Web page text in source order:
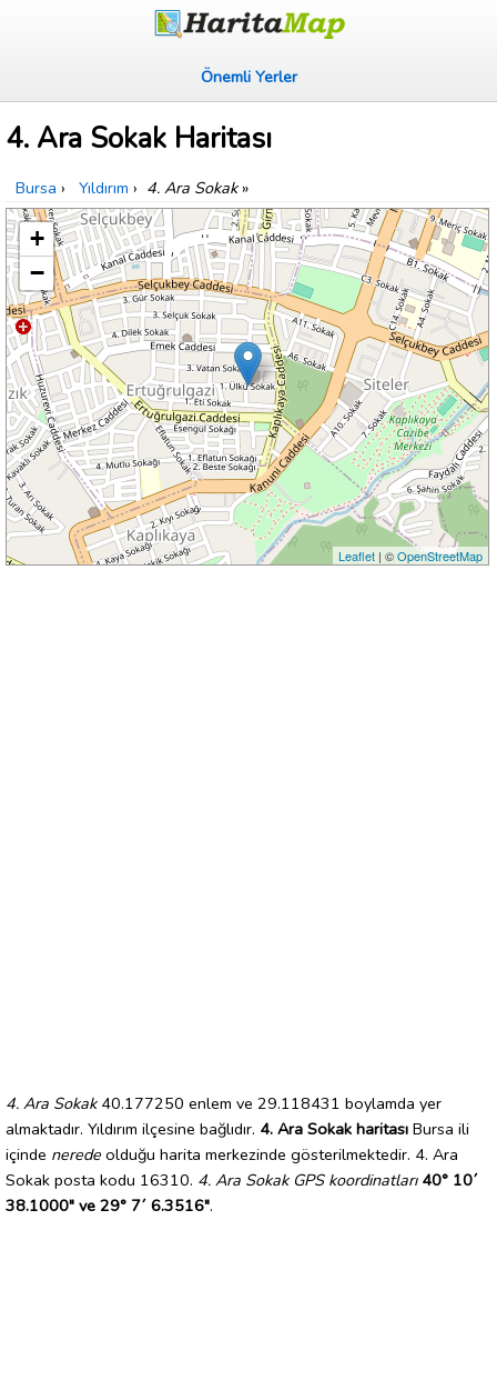
Önemli Yerler
4. Ara Sokak Haritası
Bursa › Yıldırım › 4. Ara Sokak»
+
−
Leaflet| ©OpenStreetMap
4. Ara Sokak40.177250 enlem ve 29.118431 boylamda yer
almaktadır. Yıldırım ilçesine bağlıdır. 4. Ara Sokak haritası Bursa ili
içinde nerede olduğu harita merkezinde gösterilmektedir. 4. Ara
Sokak posta kodu 16310. 4. Ara Sokak GPS koordinatları 40° 10´
38.1000" ve 29° 7´ 6.3516".